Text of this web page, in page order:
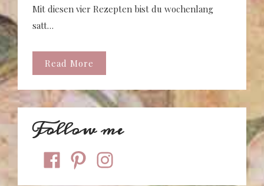
Mit diesen vier Rezepten bist du wochenlang
satt…
Read More
Follow me
facebookpinterestinstagram